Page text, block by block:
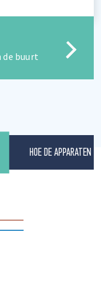
de buurt
HOE DE APPARATEN